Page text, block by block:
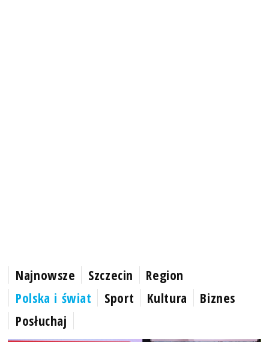
Najnowsze Szczecin
Region
Polska i świat
Sport Kultura
Biznes
Posłuchaj